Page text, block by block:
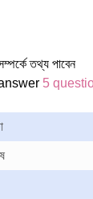
তথ্য পাবেন
5